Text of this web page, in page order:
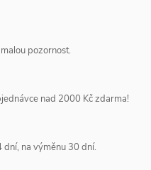
pozornost.
nad 2000 Kč zdarma!
dní, na výměnu 30 dní.